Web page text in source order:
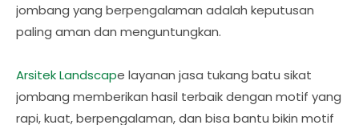
jombang yang berpengalaman adalah keputusan
paling aman dan menguntungkan.
Arsitek Landscape layanan jasa tukang batu sikat
jombang memberikan hasil terbaik dengan motif yang
rapi, kuat, berpengalaman, dan bisa bantu bikin motif